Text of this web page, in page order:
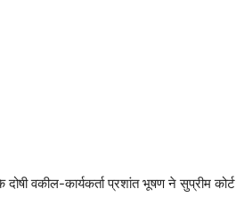
वकील-कार्यकर्ता प्रशांत भूषण ने सुप्रीम कोर्ट